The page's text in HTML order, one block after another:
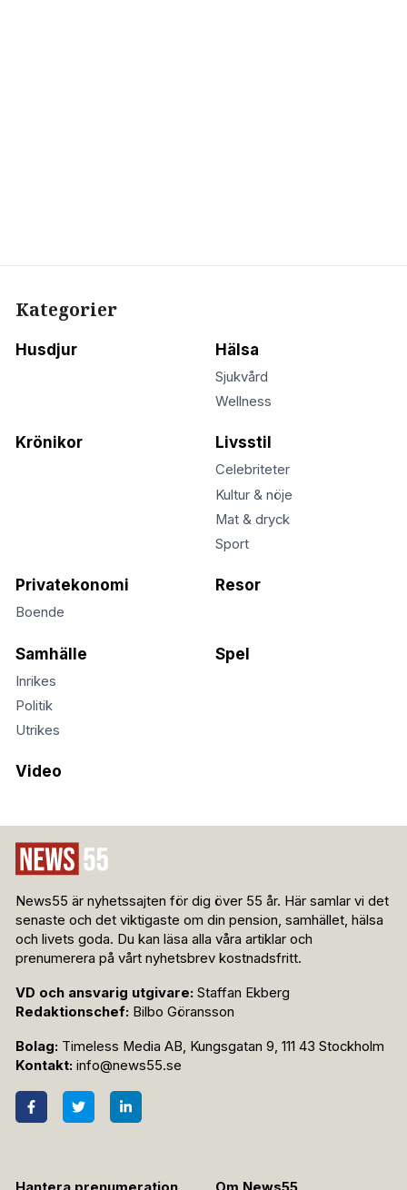
Kategorier
Husdjur Hälsa
Sjukvård
Wellness
Krönikor Livsstil
Celebriteter
Kultur & nöje
Mat & dryck
Sport
Privatekonomi
Boende
Resor
Samhälle
Inrikes
Politik
Utrikes
Spel
Video
News55 är nyhetssajten för dig över 55 år. Här samlar vi det
senaste och det viktigaste om din pension, samhället, hälsa
och livets goda. Du kan läsa alla våra artiklar och
prenumerera på vårt nyhetsbrev kostnadsfritt.
VD och ansvarig utgivare: Staffan Ekberg
Redaktionschef: Bilbo Göransson
Bolag: Timeless Media AB, Kungsgatan 9, 111 43 Stockholm
Kontakt: info@news55.se